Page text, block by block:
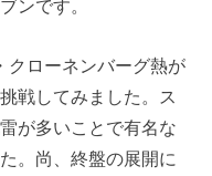
ンです。
クローネンバーグ熱が
戦してみました。ス
が多いことで有名な
。尚、終盤の展開に